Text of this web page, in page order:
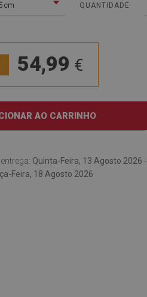
cm QUANTIDADE
54,99 €
AO CARRINHO
Quinta-Feira, 13 Agosto 2026 -
Feira, 18 Agosto 2026